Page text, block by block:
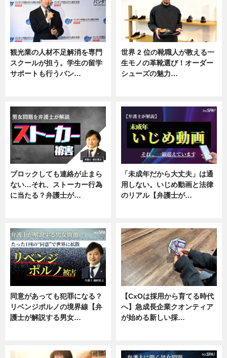
観光業の人材不足解消を専門
スクールが担う。学生の留学
サポートも行うバン…
世界 2 位の靴職人が教える一
生モノの革靴選び！オーダー
シューズの魅力…
ブロックしても連絡が止まら
ない…それ、ストーカー行為
に当たる？弁護士が…
「未成年だから大丈夫」は通
用しない。いじめ動画と法律
のリアル【弁護士が…
同意があっても犯罪になる？
リベンジポルノの境界線【弁
護士が解説する男女…
【CxOは採用から育てる時代
へ】急成長企業クオンティア
が始める新しい採…